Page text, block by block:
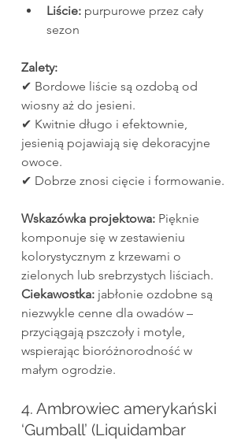
Liście: purpurowe przez cały
sezon
Zalety:
✔ Bordowe liście są ozdobą od
wiosny aż do jesieni.
✔ Kwitnie długo i efektownie,
jesienią pojawiają się dekoracyjne
owoce.
✔ Dobrze znosi cięcie i formowanie.
Wskazówka projektowa: Pięknie
komponuje się w zestawieniu
kolorystycznym z krzewami o
zielonych lub srebrzystych liściach.
Ciekawostka: jabłonie ozdobne są
niezwykle cenne dla owadów –
przyciągają pszczoły i motyle,
wspierając bioróżnorodność w
małym ogrodzie.
4. Ambrowiec amerykański
‘Gumball’ (Liquidambar